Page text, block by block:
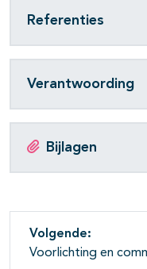
Referenties
Verantwoording
Bijlagen
Volgende:
Voorlichting en